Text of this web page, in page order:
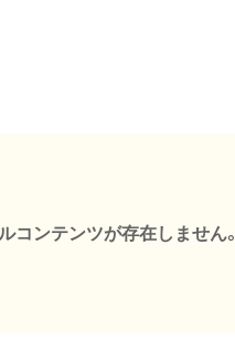
コンテンツが存在しません。